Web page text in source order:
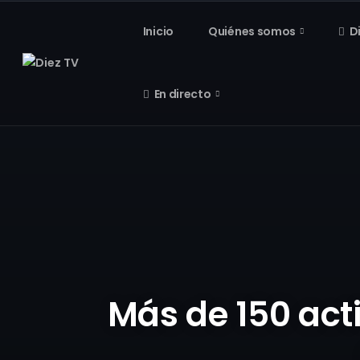
Inicio Quiénes somos
En directo
Más de 150